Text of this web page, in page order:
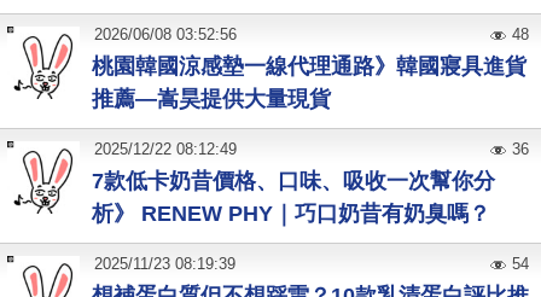
桃園韓國涼感墊一線代理通路》韓國寢具進貨
推薦—嵩昊提供大量現貨
2026/06/08 03:52:56 48
7款低卡奶昔價格、口味、吸收一次幫你分
析》 RENEW PHY｜巧口奶昔有奶臭嗎？
2025/12/22 08:12:49 36
2025/11/23 08:19:39 54